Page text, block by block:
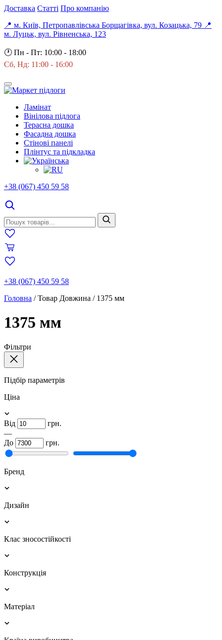
Доставка Статті Про компанію
📍 м. Київ, Петропавлівська Борщагівка, вул. Козацька, 79 📍
м. Луцьк, вул. Рівненська, 123
🕐 Пн - Пт: 10:00 - 18:00
Сб, Нд: 11:00 - 16:00
Ламінат
Вінілова підлога
Терасна дошка
Фасадна дошка
Стінові панелі
Плінтус та підкладка
+38 (067) 450 59 58
+38 (067) 450 59 58
Головна /Товар Довжина / 1375 мм
1375 мм
Фільтри
Підбір параметрів
Ціна
Від
грн.
—
До
грн.
Бренд
Дизайн
Клас зносостійкості
Конструкція
Матеріал